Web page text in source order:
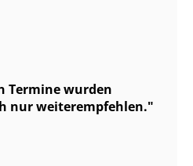
Termine wurden
nur weiterempfehlen.